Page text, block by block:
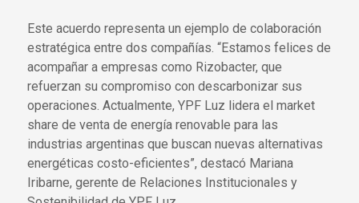
Este acuerdo representa un ejemplo de colaboración
estratégica entre dos compañías. “Estamos felices de
acompañar a empresas como Rizobacter, que
refuerzan su compromiso con descarbonizar sus
operaciones. Actualmente, YPF Luz lidera el market
share de venta de energía renovable para las
industrias argentinas que buscan nuevas alternativas
energéticas costo-eficientes”, destacó Mariana
Iribarne, gerente de Relaciones Institucionales y